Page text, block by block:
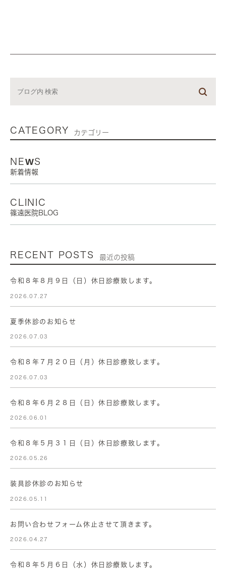
CATEGORY カテゴリー
NEWS
新着情報
CLINIC
篠遠医院BLOG
RECENT POSTS 最近の投稿
令和８年８月９日（日）休日診療致します。
2026.07.27
夏季休診のお知らせ
2026.07.03
令和８年７月２０日（月）休日診療致します。
2026.07.03
令和８年６月２８日（日）休日診療致します。
2026.06.01
令和８年５月３１日（日）休日診療致します。
2026.05.26
装具診休診のお知らせ
2026.05.11
お問い合わせフォーム休止させて頂きます。
2026.04.27
令和８年５月６日（水）休日診療致します。